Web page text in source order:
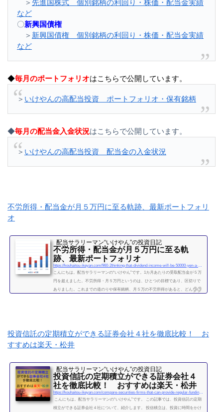
＞ 先進国株式 個別銘柄の利回り・株価・配当金実績
など
〇新興国債権
＞ 新興国債権 個別銘柄の利回り・株価・配当金実績
など
◆毎月のポートフォリオはこちらで公開しています。
＞ いけやんの高配当投資 ポートフォリオ・保有銘柄
◆毎月の配当金入金状況はこちらで公開しています。
＞ いけやんの高配当投資 配当金の入金状況
不労所得・配当金が月５万円に至る軌跡、最新ポートフォリ
オ
配当サラリーマン“いけやん”の投資日記 ​
不労所得・配当金が月５万円に至る軌
跡、最新ポートフォリオ
https://kouhaitou-ikeyan.com/960-2thinking-that-dividend-income-will-be-50000-yen-a-month
こんにちは。配当サラリーマンの“いけやん”です。1カ月あたりの受取配当金が５万
円を超えました。不労所得・月５万円というのは、ひとつの目標であり、区切りで
ありました。これまでの道のりや保有銘柄、月５万の不労所得があると、どんな心
続きを読む
投資信託の定期積立ができる証券会社４社を徹底比較！ お
すすめは楽天・松井
配当サラリーマン“いけやん”の投資日記 ​
投資信託の定期積立ができる証券会社４
社を徹底比較！ おすすめは楽天・松井
https://kouhaitou-ikeyan.com/compare-securities-firms-that-can-provide-regular-funding-for-mutual-funds
こんにちは。配当サラリーマンの“いけやん”です。 この記事では、投資信託の定期
積立ができる証券会社４社について、紹介します。 投信積立は、投資に時間をかけ